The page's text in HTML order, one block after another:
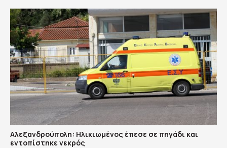
Αλεξανδρούπολη: Ηλικιωμένος έπεσε σε πηγάδι και
εντοπίστηκε νεκρός